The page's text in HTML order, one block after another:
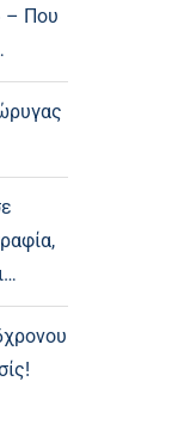
– Που